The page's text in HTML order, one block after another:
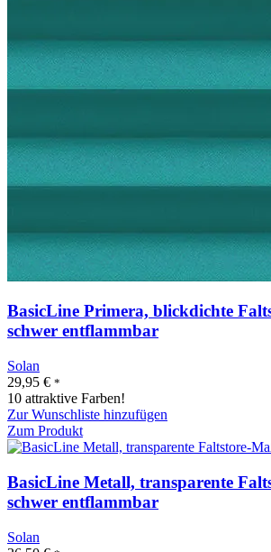
BasicLine Primera, blickdichte
schwer entflammbar
Solan
29,95 € *
10 attraktive Farben!
Zur Wunschliste hinzufügen
Zum Produkt
BasicLine Metall, transparente
schwer entflammbar
Solan